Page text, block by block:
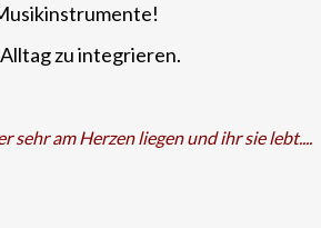
zu integrieren.
sehr am Herzen liegen und ihr sie lebt....